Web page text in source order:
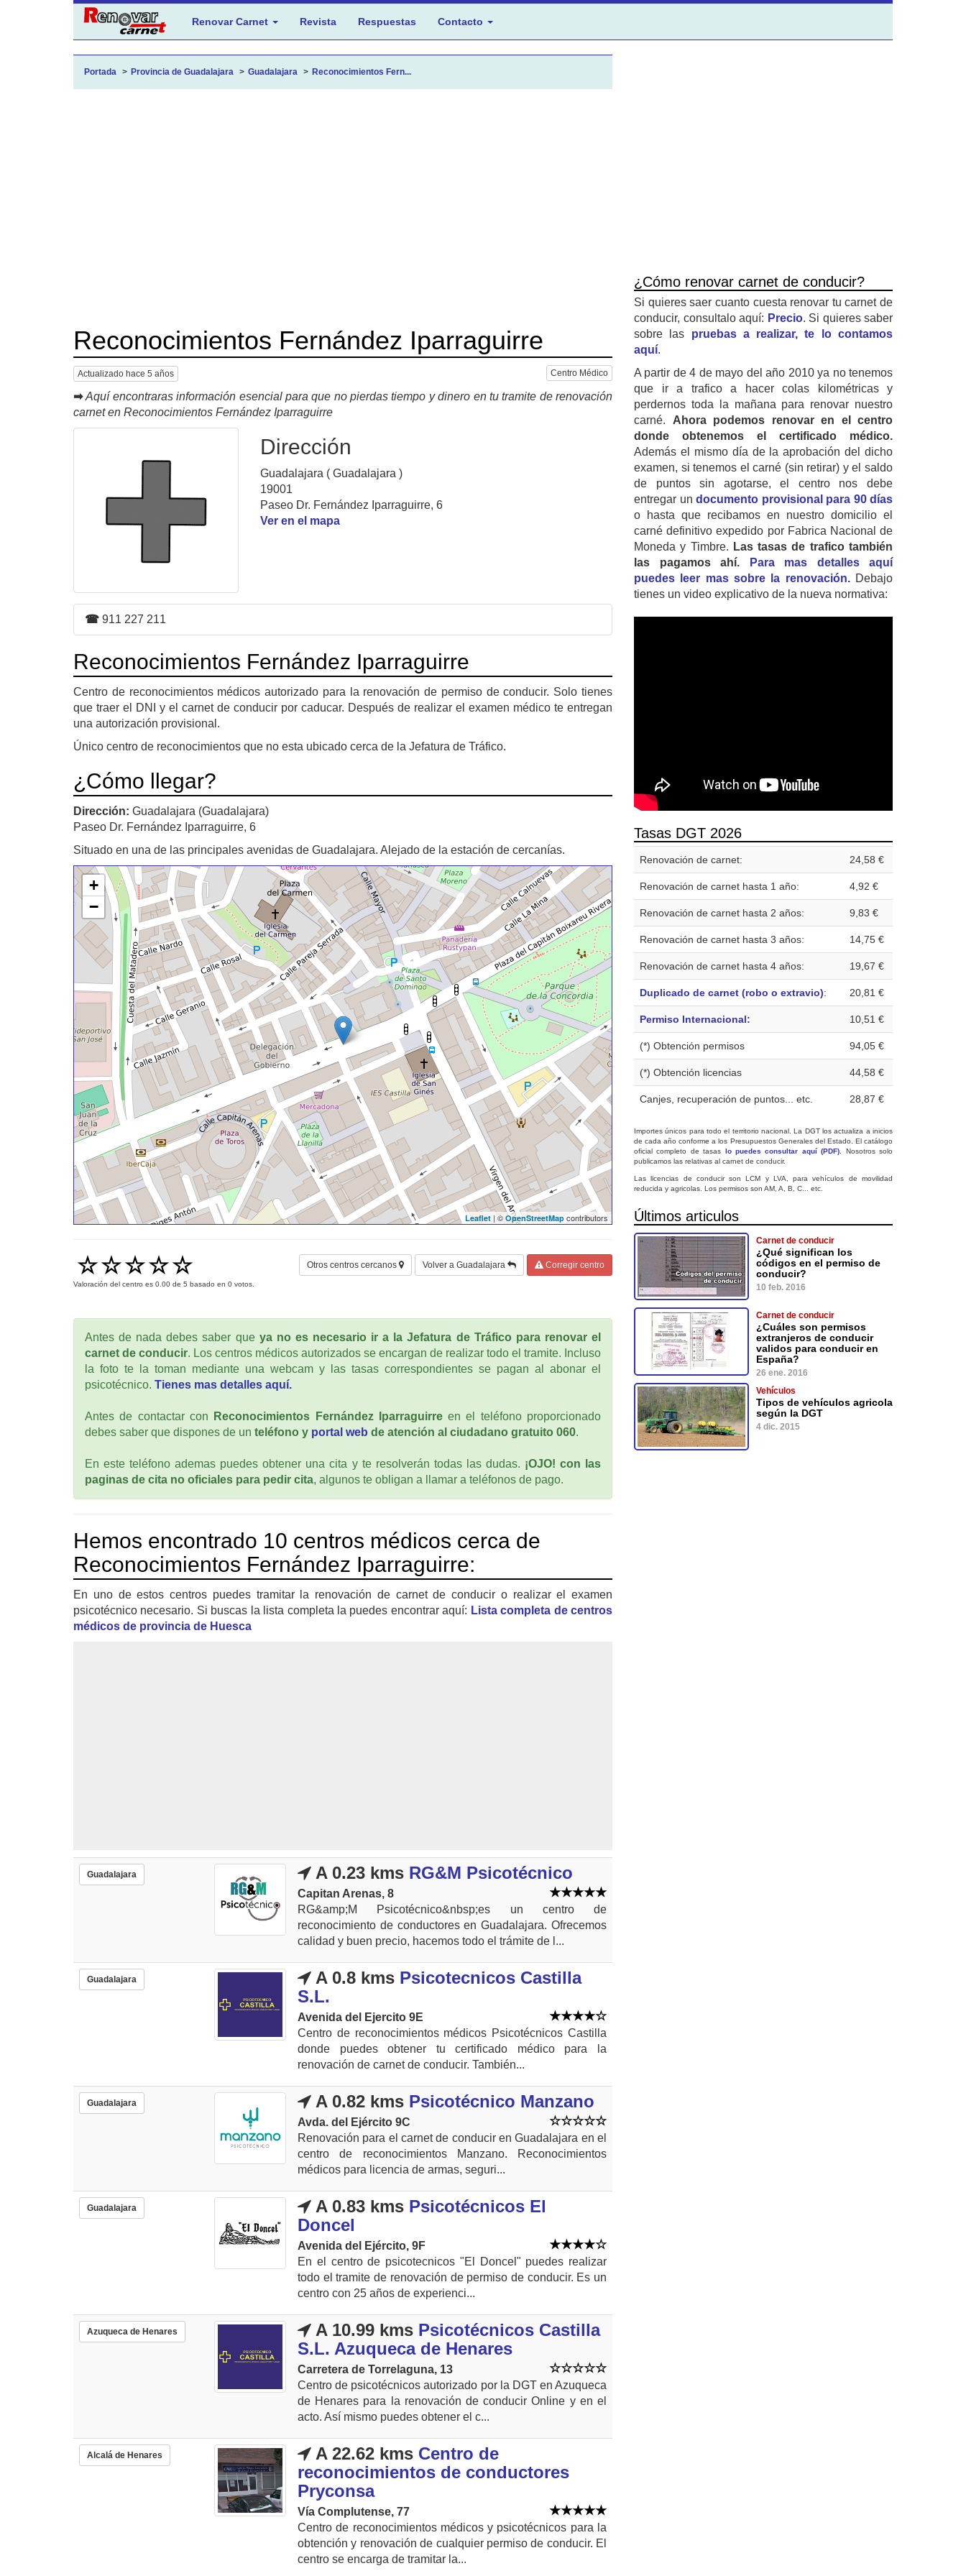
Renovar Carnet Revista Respuestas Contacto
Portada Provincia de Guadalajara Guadalajara Reconocimientos Fern...
Reconocimientos Fernández Iparraguirre
Actualizado hace 5 años Centro Médico
➡ Aquí encontraras información esencial para que no pierdas tiempo y dinero en tu tramite de renovación
carnet en Reconocimientos Fernández Iparraguirre
Dirección
Guadalajara ( Guadalajara )
19001
Paseo Dr. Fernández Iparraguirre, 6
Ver en el mapa
☎ 911 227 211
Reconocimientos Fernández Iparraguirre
Centro de reconocimientos médicos autorizado para la renovación de permiso de conducir. Solo tienes
que traer el DNI y el carnet de conducir por caducar. Después de realizar el examen médico te entregan
una autorización provisional.
Único centro de reconocimientos que no esta ubicado cerca de la Jefatura de Tráfico.
¿Cómo llegar?
Dirección: Guadalajara (Guadalajara)
Paseo Dr. Fernández Iparraguirre, 6
Situado en una de las principales avenidas de Guadalajara. Alejado de la estación de cercanías.
+
−
Leaflet | © OpenStreetMap contributors
Valoración del centro es 0.00 de 5 basado en 0 votos.
Otros centros cercanos Volver a Guadalajara Corregir centro
Antes de nada debes saber que ya no es necesario ir a la Jefatura de Tráfico para renovar el
carnet de conducir. Los centros médicos autorizados se encargan de realizar todo el tramite. Incluso
la foto te la toman mediante una webcam y las tasas correspondientes se pagan al abonar el
psicotécnico. Tienes mas detalles aquí.
Antes de contactar con Reconocimientos Fernández Iparraguirreen el teléfono proporcionado
debes saber que dispones de un teléfono y portal web de atención al ciudadano gratuito 060.
En este teléfono ademas puedes obtener una cita y te resolverán todas las dudas. ¡OJO! con las
paginas de cita no oficiales para pedir cita, algunos te obligan a llamar a teléfonos de pago.
Hemos encontrado 10 centros médicos cerca de
Reconocimientos Fernández Iparraguirre:
En uno de estos centros puedes tramitar la renovación de carnet de conducir o realizar el examen
psicotécnico necesario. Si buscas la lista completa la puedes encontrar aquí: Lista completa de centros
médicos de provincia de Huesca
Guadalajara A 0.23 kms RG&M Psicotécnico
Capitan Arenas, 8
RG&amp;M Psicotécnico&nbsp;es un centro de
reconocimiento de conductores en Guadalajara. Ofrecemos
calidad y buen precio, hacemos todo el trámite de l...
Guadalajara A 0.8 kms Psicotecnicos Castilla
S.L.
Avenida del Ejercito 9E
Centro de reconocimientos médicos Psicotécnicos Castilla
donde puedes obtener tu certificado médico para la
renovación de carnet de conducir. También...
Guadalajara A 0.82 kms Psicotécnico Manzano
Avda. del Ejército 9C
Renovación para el carnet de conducir en Guadalajara en el
centro de reconocimientos Manzano. Reconocimientos
médicos para licencia de armas, seguri...
Guadalajara A 0.83 kms Psicotécnicos El
Doncel
Avenida del Ejército, 9F
En el centro de psicotecnicos "El Doncel" puedes realizar
todo el tramite de renovación de permiso de conducir. Es un
centro con 25 años de experienci...
Azuqueca de Henares A 10.99 kms Psicotécnicos Castilla
S.L. Azuqueca de Henares
Carretera de Torrelaguna, 13
Centro de psicotécnicos autorizado por la DGT en Azuqueca
de Henares para la renovación de conducir Online y en el
acto. Así mismo puedes obtener el c...
Alcalá de Henares A 22.62 kms Centro de
reconocimientos de conductores
Pryconsa
Vía Complutense, 77
Centro de reconocimientos médicos y psicotécnicos para la
obtención y renovación de cualquier permiso de conducir. El
centro se encarga de tramitar la...
¿Cómo renovar carnet de conducir?
Si quieres saer cuanto cuesta renovar tu carnet de
conducir, consultalo aquí: Precio. Si quieres saber
sobre las pruebas a realizar, te lo contamos
aquí.
A partir de 4 de mayo del año 2010 ya no tenemos
que ir a trafico a hacer colas kilométricas y
perdernos toda la mañana para renovar nuestro
carné. Ahora podemos renovar en el centro
donde obtenemos el certificado médico.
Además el mismo día de la aprobación del dicho
examen, si tenemos el carné (sin retirar) y el saldo
de puntos sin agotarse, el centro nos debe
entregar un documento provisional para 90 días
o hasta que recibamos en nuestro domicilio el
carné definitivo expedido por Fabrica Nacional de
Moneda y Timbre. Las tasas de trafico también
las pagamos ahí.
Para mas detalles aquí
puedes leer mas sobre la renovación.Debajo
tienes un video explicativo de la nueva normativa:
Tasas DGT 2026
Renovación de carnet: 24,58 €
Renovación de carnet hasta 1 año: 4,92 €
Renovación de carnet hasta 2 años: 9,83 €
Renovación de carnet hasta 3 años: 14,75 €
Renovación de carnet hasta 4 años: 19,67 €
Duplicado de carnet (robo o extravio): 20,81 €
Permiso Internacional: 10,51 €
(*) Obtención permisos 94,05 €
(*) Obtención licencias 44,58 €
Canjes, recuperación de puntos... etc. 28,87 €
Importes únicos para todo el territorio nacional. La DGT los actualiza a inicios
de cada año conforme a los Presupuestos Generales del Estado. El catálogo
oficial completo de tasas lo puedes consultar aquí (PDF) . Nosotros solo
publicamos las relativas al carnet de conducir.
Las licencias de conducir son LCM y LVA, para vehículos de movilidad
reducida y agricolas. Los permisos son AM, A, B, C... etc.
Últimos articulos
Carnet de conducir
¿Qué significan los
códigos en el permiso de
conducir?
10 feb. 2016
Carnet de conducir
¿Cuáles son permisos
extranjeros de conducir
validos para conducir en
España?
26 ene. 2016
Vehículos
Tipos de vehículos agricola
según la DGT
4 dic. 2015